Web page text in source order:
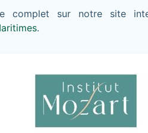
complet sur notre site
.